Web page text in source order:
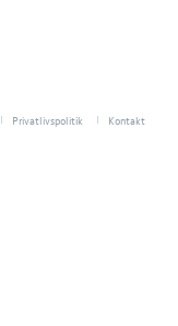
OM OS
Privatlivspolitik Kontakt